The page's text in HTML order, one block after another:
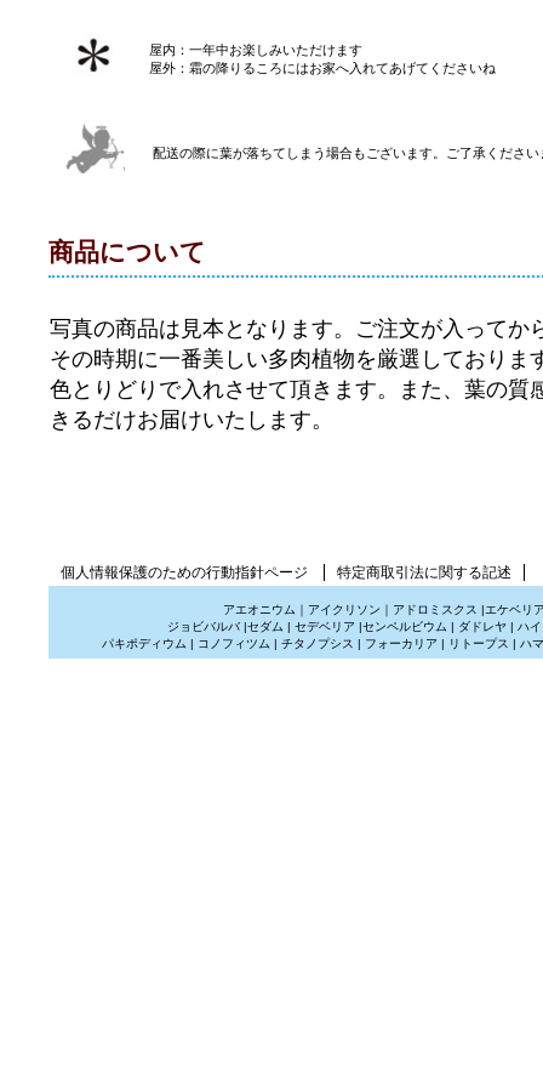
屋内：一年中お楽しみいただけます
屋外：霜の降りるころにはお家へ入れてあげてくださいね
配送の際に葉が落ちてしまう場合もございます。ご了承ください
商品について
写真の商品は見本となります。ご注文が入ってか
その時期に一番美しい多肉植物を厳選しておりま
色とりどりで入れさせて頂きます。また、葉の質
きるだけお届けいたします。
アエオニウム ｜ アイクリソン ｜ アドロミスクス |エケベリ
ジョビバルバ |セダム | セデベリア |センペルビウム | ダドレヤ | ハ
パキポディウム | コノフィツム | チタノプシス | フォーカリア | リトープス | ハ
個人情報保護のための行動指針ページ 特定商取引法に関する記述